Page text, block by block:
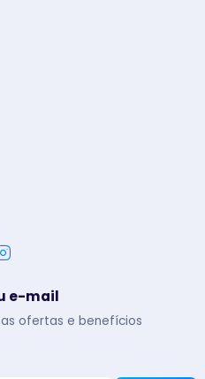
e-mail
ofertas e benefícios